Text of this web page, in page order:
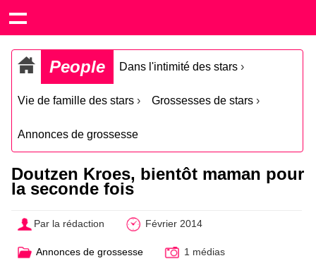
People Dans l'intimité des stars ›
Vie de famille des stars › Grossesses de stars ›
Annonces de grossesse
Doutzen Kroes, bientôt maman pour
la seconde fois
Par la rédaction Février 2014
Annonces de grossesse 1 médias